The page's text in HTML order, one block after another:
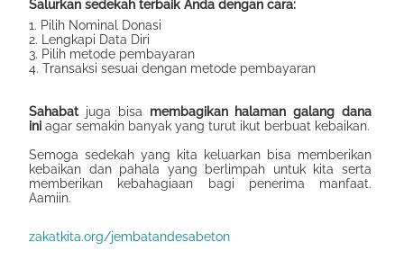
Salurkan sedekah terbaik Anda dengan cara:
1. Pilih Nominal Donasi
2. Lengkapi Data Diri
3. Pilih metode pembayaran
4. Transaksi sesuai dengan metode pembayaran
Sahabatjuga bisa membagikan halaman galang dana
ini agar semakin banyak yang turut ikut berbuat kebaikan.
Semoga sedekah yang kita keluarkan bisa memberikan
kebaikan dan pahala yang berlimpah untuk kita serta
memberikan kebahagiaan bagi penerima manfaat.
Aamiin.
zakatkita.org/jembatandesabeton